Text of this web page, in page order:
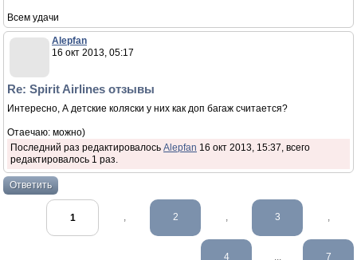
Всем удачи
Alepfan
16 окт 2013, 05:17
Re: Spirit Airlines отзывы
Интересно, А детские коляски у них как доп багаж считается?
Отаечаю: можно)
Последний раз редактировалось Alepfan 16 окт 2013, 15:37, всего
редактировалось 1 раз.
Ответить
1 , 2 , 3 ,
4 ... 7